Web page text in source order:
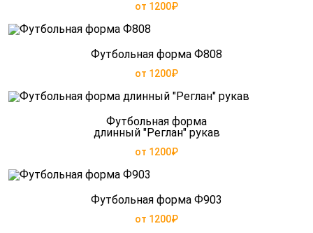
от 1200₽
Футбольная форма Ф808
от 1200₽
Футбольная форма
длинный "Реглан" рукав
от 1200₽
Футбольная форма Ф903
от 1200₽